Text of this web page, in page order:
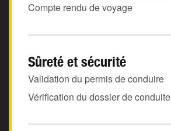
Compte rendu de voyage
Sûreté et sécurité
Validation du permis de conduire
Vérification du dossier de conduite